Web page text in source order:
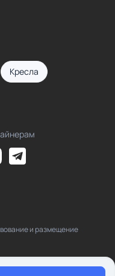
Кресла
и размещение